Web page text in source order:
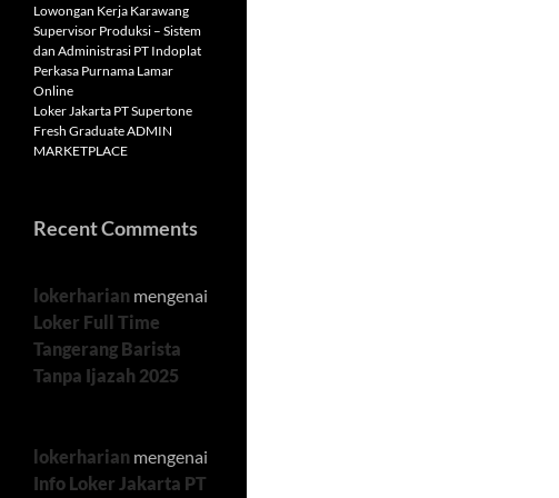
Lowongan Kerja Karawang
Supervisor Produksi – Sistem
dan Administrasi PT Indoplat
Perkasa Purnama Lamar
Online
Loker Jakarta PT Supertone
Fresh Graduate ADMIN
MARKETPLACE
Recent Comments
lokerharian mengenai
Loker Full Time
Tangerang Barista
Tanpa Ijazah 2025
lokerharian mengenai
Info Loker Jakarta PT